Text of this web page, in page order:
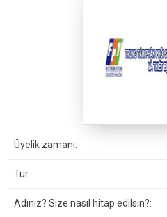
Üyelik zamanı:
Tür:
Adınız? Size nasıl hitap edilsin?: